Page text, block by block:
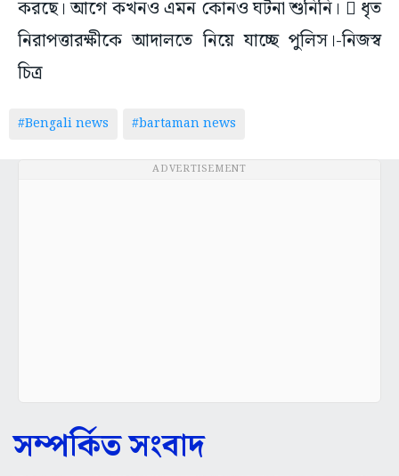
করছে। আগে কখনও এমন কোনও ঘটনা শুনিনি।  ধৃত
নিরাপত্তারক্ষীকে আদালতে নিয়ে যাচ্ছে পুলিস।-নিজস্ব
চিত্র
#Bengali news #bartaman news
ADVERTISEMENT
সম্পর্কিত সংবাদ